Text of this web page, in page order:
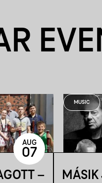
–
AUG
07
MUSIC
MÁSIK